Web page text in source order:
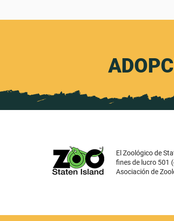
El Zoológico de
fines de lucro 501
Asociación de